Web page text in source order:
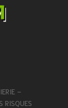
–
RISQUES